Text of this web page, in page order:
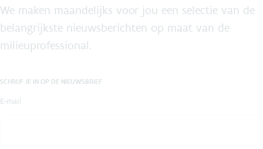
We maken maandelijks voor jou een selectie van de
belangrijkste nieuwsberichten op maat van de
milieuprofessional.
SCHRIJF JE IN OP DE NIEUWSBRIEF
E-mail